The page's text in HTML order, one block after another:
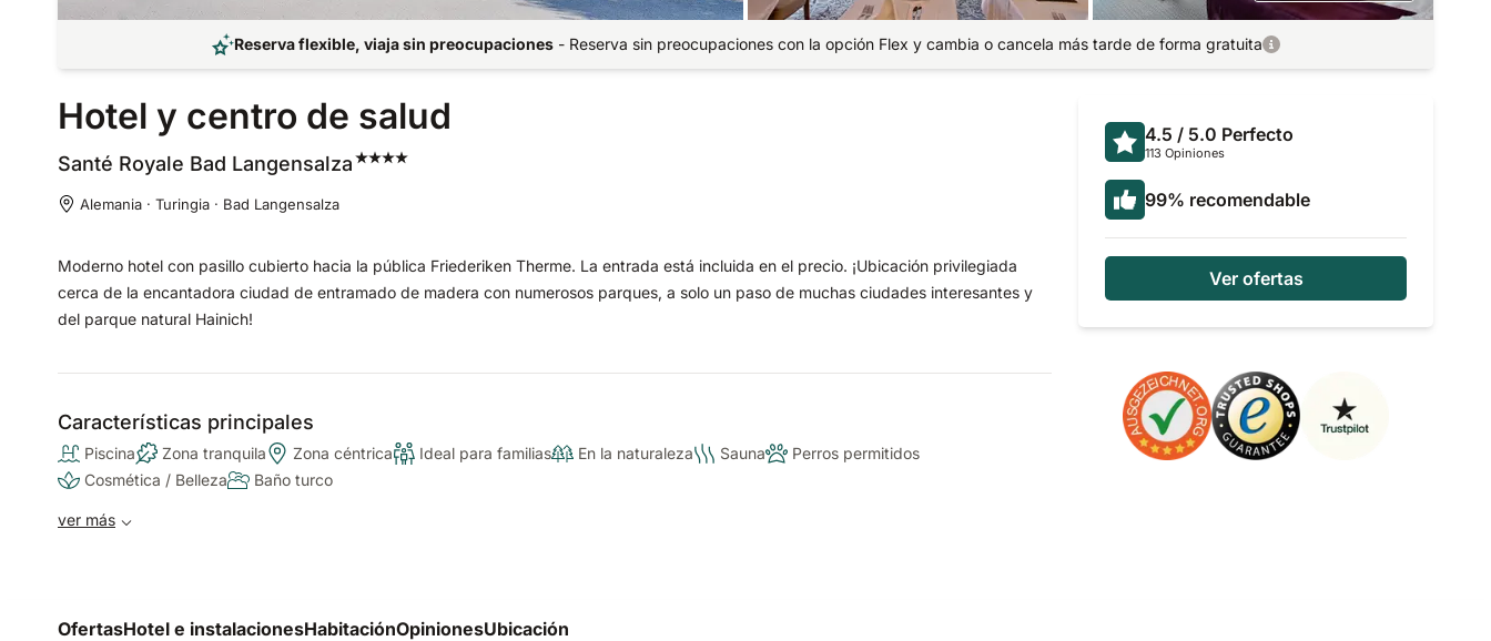
Reserva flexible, viaja sin preocupaciones- Reserva sin preocupaciones con la opción Flex y cambia o cancela más tarde de forma gratuita
Hotel y centro de salud
Santé Royale Bad Langensalza
Alemania · Turingia · Bad Langensalza
4.5 / 5.0 Perfecto
113 Opiniones
99% recomendable
Ver ofertas
Moderno hotel con pasillo cubierto hacia la pública Friederiken Therme. La entrada está incluida en el precio. ¡Ubicación privilegiada
cerca de la encantadora ciudad de entramado de madera con numerosos parques, a solo un paso de muchas ciudades interesantes y
del parque natural Hainich!
Características principales
Piscina Zona tranquila Zona céntrica Ideal para familias En la naturaleza Sauna
Perros permitidos
Cosmética / Belleza
Baño turco
ver más
OfertasHotel e instalacionesHabitaciónOpinionesUbicación